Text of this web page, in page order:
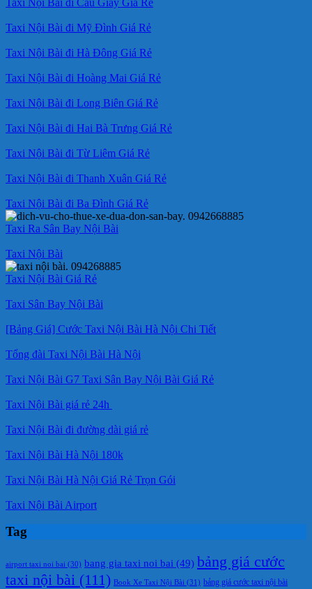
Taxi Nội Bài đi Mỹ Đình Giá Rẻ
Taxi Nội Bài đi Hà Đông Giá Rẻ
Taxi Nội Bài đi Hoàng Mai Giá Rẻ
Taxi Nội Bài đi Long Biên Giá Rẻ
Taxi Nội Bài đi Hai Bà Trưng Giá Rẻ
Taxi Nội Bài đi Từ Liêm Giá Rẻ
Taxi Nội Bài đi Thanh Xuân Giá Rẻ
Taxi Nội Bài đi Ba Đình Giá Rẻ
Taxi Ra Sân Bay Nội Bài
Taxi Nội Bài
Taxi Nội Bài Giá Rẻ
Taxi Sân Bay Nội Bài
[Bảng Giá] Cước Taxi Nội Bài Hà Nội Chi Tiết
Tổng đài Taxi Nội Bài Hà Nội
Taxi Nội Bài G7 Taxi Sân Bay Nội Bài Giá Rẻ
Taxi Nội Bài giá rẻ 24h
Taxi Nội Bài đi đường dài giá rẻ
Taxi Nội Bài Hà Nội 180k
Taxi Nội Bài Hà Nội Giá Rẻ Trọn Gói
Taxi Nội Bài Airport
Tag
airport taxi noi bai (30) bang gia taxi noi bai (49) bảng giá cước
taxi nội bài (111) Book Xe Taxi Nội Bài (31) bảng giá cước taxi nội bài